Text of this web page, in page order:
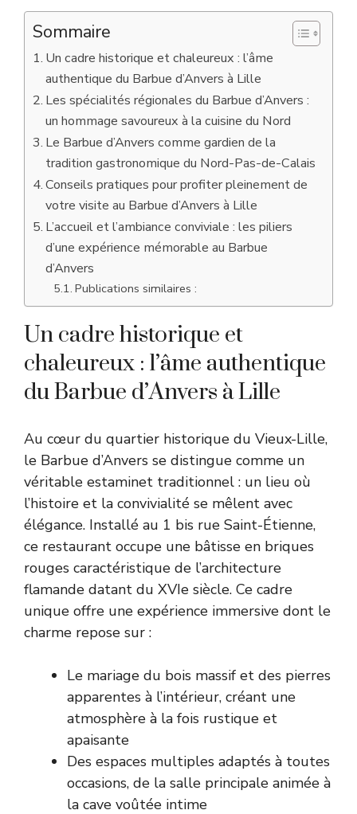
Sommaire
Un cadre historique et chaleureux : l’âme
authentique du Barbue d’Anvers à Lille
Les spécialités régionales du Barbue d’Anvers :
un hommage savoureux à la cuisine du Nord
Le Barbue d’Anvers comme gardien de la
tradition gastronomique du Nord-Pas-de-Calais
Conseils pratiques pour profiter pleinement de
votre visite au Barbue d’Anvers à Lille
L’accueil et l’ambiance conviviale : les piliers
d’une expérience mémorable au Barbue
d’Anvers
Publications similaires :
Un cadre historique et
chaleureux : l’âme authentique
du Barbue d’Anvers à Lille
Au cœur du quartier historique du Vieux-Lille,
le Barbue d’Anvers se distingue comme un
véritable estaminet traditionnel : un lieu où
l’histoire et la convivialité se mêlent avec
élégance. Installé au 1 bis rue Saint-Étienne,
ce restaurant occupe une bâtisse en briques
rouges caractéristique de l’architecture
flamande datant du XVIe siècle. Ce cadre
unique offre une expérience immersive dont le
charme repose sur :
Le mariage du bois massif et des pierres
apparentes à l’intérieur, créant une
atmosphère à la fois rustique et
apaisante
Des espaces multiples adaptés à toutes
occasions, de la salle principale animée à
la cave voûtée intime